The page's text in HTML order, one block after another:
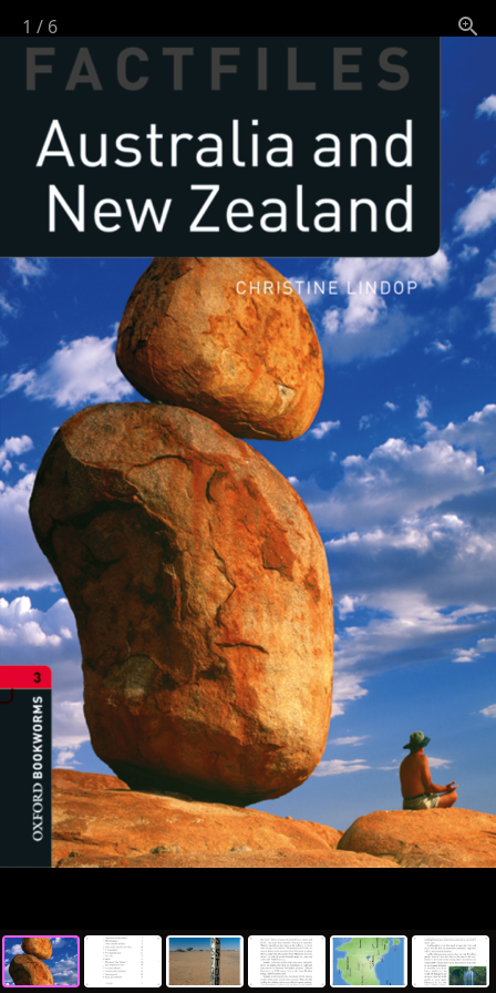
1 / 6